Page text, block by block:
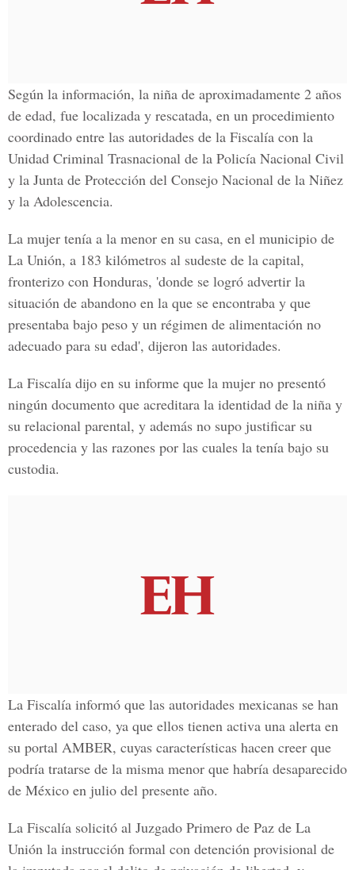
Según la información, la niña de aproximadamente 2 años
de edad, fue localizada y rescatada, en un procedimiento
coordinado entre las autoridades de la Fiscalía con la
Unidad Criminal Trasnacional de la Policía Nacional Civil
y la Junta de Protección del Consejo Nacional de la Niñez
y la Adolescencia.
La mujer tenía a la menor en su casa, en el municipio de
La Unión, a 183 kilómetros al sudeste de la capital,
fronterizo con Honduras, 'donde se logró advertir la
situación de abandono en la que se encontraba y que
presentaba bajo peso y un régimen de alimentación no
adecuado para su edad', dijeron las autoridades.
La Fiscalía dijo en su informe que la mujer no presentó
ningún documento que acreditara la identidad de la niña y
su relacional parental, y además no supo justificar su
procedencia y las razones por las cuales la tenía bajo su
custodia.
La Fiscalía informó que las autoridades mexicanas se han
enterado del caso, ya que ellos tienen activa una alerta en
su portal AMBER, cuyas características hacen creer que
podría tratarse de la misma menor que habría desaparecido
de México en julio del presente año.
La Fiscalía solicitó al Juzgado Primero de Paz de La
Unión la instrucción formal con detención provisional de